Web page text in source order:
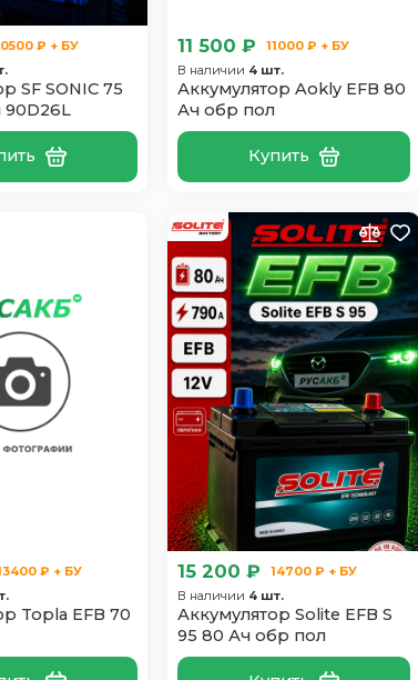
₽ + БУ
SF SONIC 75
11 500 ₽
11000 ₽ + БУ
В наличии 4 шт.
Аккумулятор Aokly EFB 80
Ач обр пол
Купить
₽ + БУ
Topla EFB 70
15 200 ₽
14700 ₽ + БУ
В наличии 4 шт.
Аккумулятор Solite EFB S
95 80 Ач обр пол